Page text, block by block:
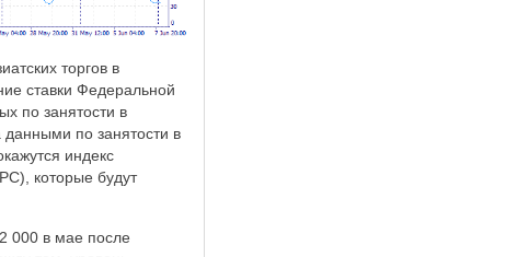
торгов в
ставки Федеральной
по занятости в
данными по занятости в
индекс
которые будут
000 в мае после